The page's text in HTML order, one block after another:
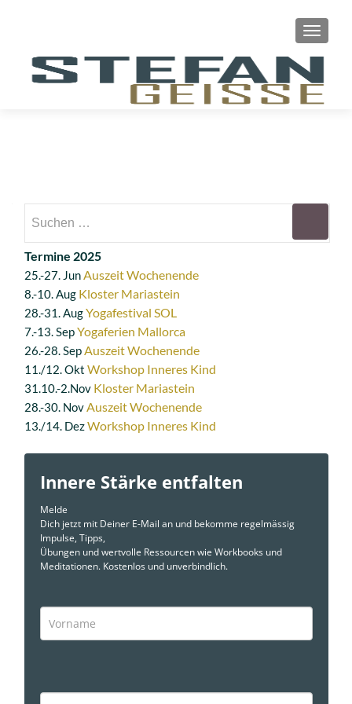
nach:
Termine 2025
25.-27. JunAuszeit Wochenende
8.-10. Aug Kloster Mariastein
28.-31. AugYogafestival SOL
7.-13. SepYogaferien Mallorca
26.-28. SepAuszeit Wochenende
11./12. Okt Workshop Inneres Kind
31.10.-2.Nov Kloster Mariastein
28.-30. NovAuszeit Wochenende
13./14. DezWorkshop Inneres Kind
Innere Stärke entfalten
Melde
Dich jetzt mit Deiner E-Mail an und bekomme regelmässig
Impulse, Tipps,
Übungen und wertvolle Ressourcen wie Workbooks und
Meditationen. Kostenlos und unverbindlich.